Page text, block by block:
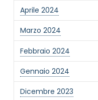
Aprile 2024
Marzo 2024
Febbraio 2024
Gennaio 2024
Dicembre 2023